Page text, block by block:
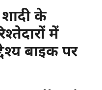
के
में
बाइक पर